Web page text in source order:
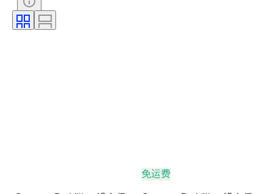
时代
原创作品／复制品
免运费